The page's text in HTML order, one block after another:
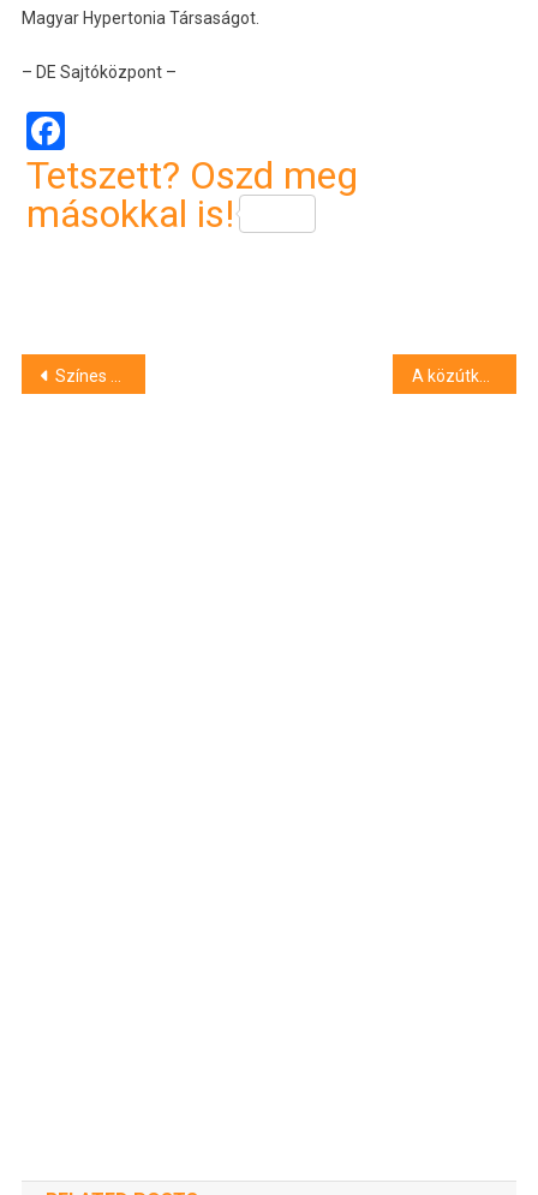
Magyar Hypertonia Társaságot.
– DE Sajtóközpont –
Facebook
Tetszett? Oszd meg
másokkal is!
Bejegyzés
Színes programokkal vár az Erdők Hete országos rendezvénysorozat A közútkezelő járművébe hajtott egy terepjáró Debrecen közelében